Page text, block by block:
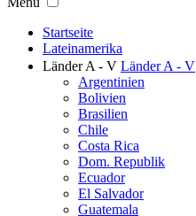
Startseite
Lateinamerika
Länder A - V Länder A - V
Argentinien
Bolivien
Brasilien
Chile
Costa Rica
Dom. Republik
Ecuador
El Salvador
Guatemala